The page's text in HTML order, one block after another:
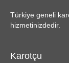
Türkiye geneli
hizmetinizdedir.
Karotçu